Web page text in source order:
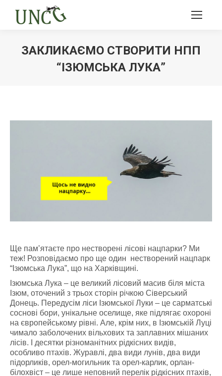
ЗАКЛИКАЄМО СТВОРИТИ НПП
“ІЗЮМСЬКА ЛУКА”
Ще пам’ятаєте про нестворені лісові нацпарки? Ми
теж! Розповідаємо про ще один нестворений нацпарк
“Ізюмська Лука”, що на Харківщині.
Ізюмська Лука – це великий лісовий масив біля міста
Ізюм, оточений з трьох сторін річкою Сіверський
Донець. Передусім ліси Ізюмської Луки – це сарматські
соснові бори, унікальне оселище, яке підлягає охороні
на європейському рівні. Але, крім них, в Ізюмській Луці
чимало заболочених вільхових та заплавних мішаних
лісів. І десятки різноманітних рідкісних видів,
особливо птахів. Журавлі, два види лунів, два види
підорликів, орел-могильник та орел-карлик, орлан-
білохвіст – це лише неповний перелік рідкісних птахів,